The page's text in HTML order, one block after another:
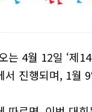
는 4월 12일 ‘제
서 진행되며, 1월